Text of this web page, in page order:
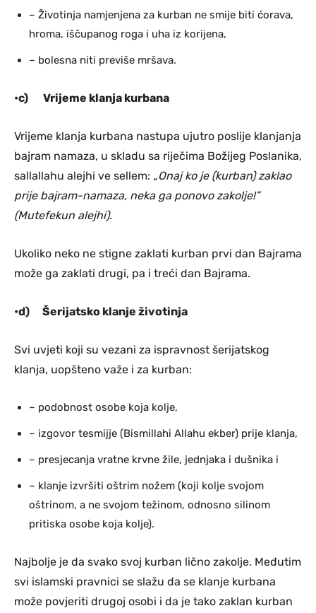
– Životinja namjenjena za kurban ne smije biti ćorava,
hroma, iščupanog roga i uha iz korijena,
– bolesna niti previše mršava.
•c) Vrijeme klanja kurbana
Vrijeme klanja kurbana nastupa ujutro poslije klanjanja
bajram namaza, u skladu sa riječima Božijeg Poslanika,
sallallahu alejhi ve sellem: „Onaj ko je (kurban) zaklao
prije bajram-namaza, neka ga ponovo zakolje!”
(Mutefekun alejhi).
Ukoliko neko ne stigne zaklati kurban prvi dan Bajrama
može ga zaklati drugi, pa i treći dan Bajrama.
•d) Šerijatsko klanje životinja
Svi uvjeti koji su vezani za ispravnost šerijatskog
klanja, uopšteno važe i za kurban:
– podobnost osobe koja kolje,
– izgovor tesmijje (Bismillahi Allahu ekber) prije klanja,
– presjecanja vratne krvne žile, jednjaka i dušnika i
– klanje izvršiti oštrim nožem (koji kolje svojom
oštrinom, a ne svojom težinom, odnosno silinom
pritiska osobe koja kolje).
Najbolje je da svako svoj kurban lično zakolje. Međutim
svi islamski pravnici se slažu da se klanje kurbana
može povjeriti drugoj osobi i da je tako zaklan kurban